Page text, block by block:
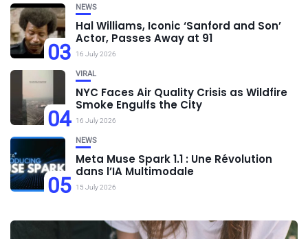
03
NEWS
Hal Williams, Iconic ‘Sanford and Son’
Actor, Passes Away at 91
16 July 2026
04
VIRAL
NYC Faces Air Quality Crisis as Wildfire
Smoke Engulfs the City
16 July 2026
05
NEWS
Meta Muse Spark 1.1 : Une Révolution
dans l’IA Multimodale
15 July 2026